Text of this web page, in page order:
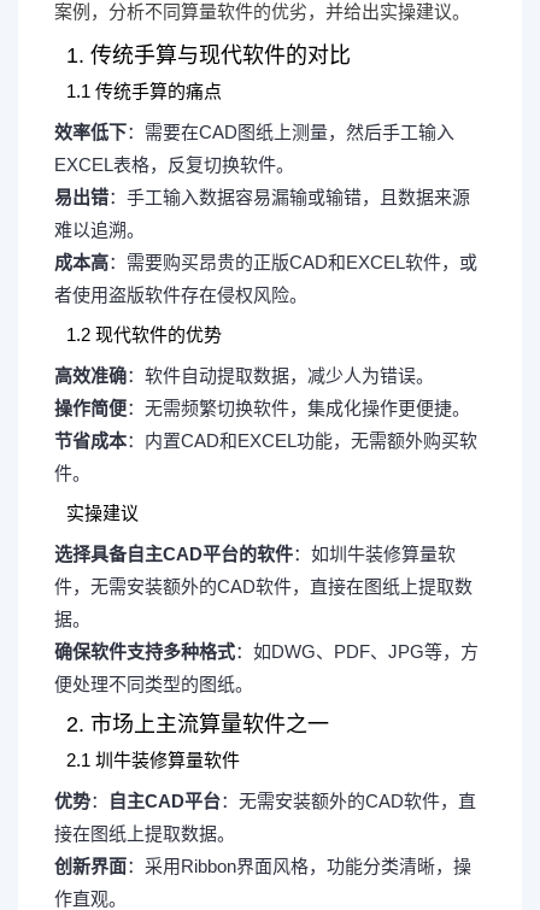
案例，分析不同算量软件的优劣，并给出实操建议。
1. 传统手算与现代软件的对比
1.1 传统手算的痛点
效率低下：需要在CAD图纸上测量，然后手工输入
EXCEL表格，反复切换软件。
易出错：手工输入数据容易漏输或输错，且数据来源
难以追溯。
成本高：需要购买昂贵的正版CAD和EXCEL软件，或
者使用盗版软件存在侵权风险。
1.2 现代软件的优势
高效准确：软件自动提取数据，减少人为错误。
操作简便：无需频繁切换软件，集成化操作更便捷。
节省成本：内置CAD和EXCEL功能，无需额外购买软
件。
实操建议
选择具备自主CAD平台的软件：如圳牛装修算量软
件，无需安装额外的CAD软件，直接在图纸上提取数
据。
确保软件支持多种格式：如DWG、PDF、JPG等，方
便处理不同类型的图纸。
2. 市场上主流算量软件之一
2.1 圳牛装修算量软件
优势： 自主CAD平台：无需安装额外的CAD软件，直
接在图纸上提取数据。
创新界面：采用Ribbon界面风格，功能分类清晰，操
作直观。